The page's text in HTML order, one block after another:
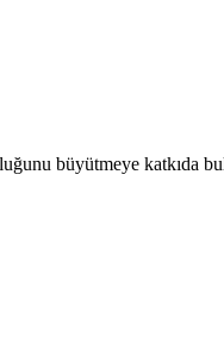
büyütmeye katkıda